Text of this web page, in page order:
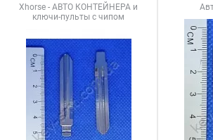
Xhorse - АВТО КОНТЕЙНЕРА и
ключи-пульты с чипом